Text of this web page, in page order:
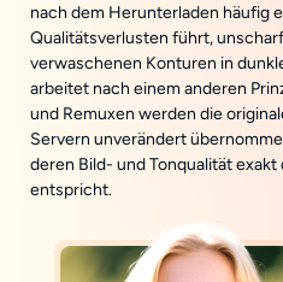
nach dem Herunterladen häufig
Qualitätsverlusten führt,
verwaschenen Konturen in
arbeitet nach einem anderen
und Remuxen werden die
Servern unverändert
deren Bild- und Tonqualität
entspricht.